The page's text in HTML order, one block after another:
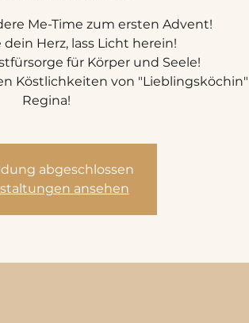
Me-Time zum ersten Advent!
dein Herz, lass Licht herein!
für Körper und Seele!
Köstlichkeiten von "Lieblingsköchin"
Regina!
abgeschlossen
ansehen